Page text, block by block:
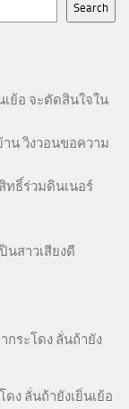
Search
เย้อ จะตัดสินใจใน
าน วิงวอนขอความ
สิทธิ์ร่วมดินเนอร์
ปินสาวเสียงดี
กระโดง ลั่นถ้ายัง
ดง ลั่นถ้ายังเยิ่นเย้อ